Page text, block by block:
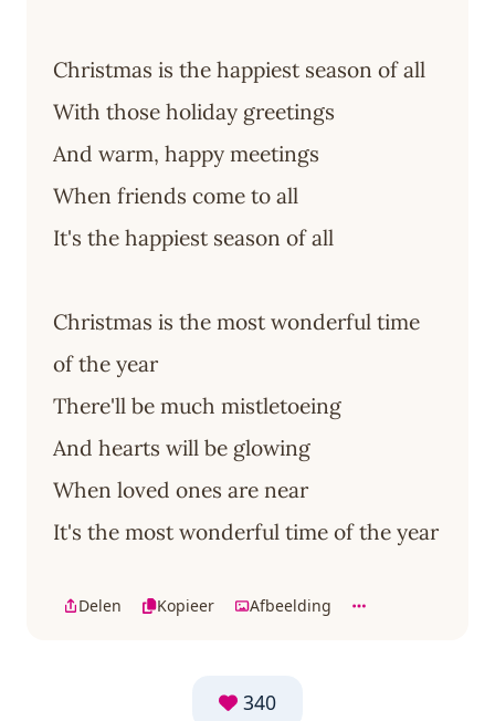
Christmas is the happiest season of all
With those holiday greetings
And warm, happy meetings
When friends come to all
It's the happiest season of all
Christmas is the most wonderful time
of the year
There'll be much mistletoeing
And hearts will be glowing
When loved ones are near
It's the most wonderful time of the year
Delen Kopieer Afbeelding
340